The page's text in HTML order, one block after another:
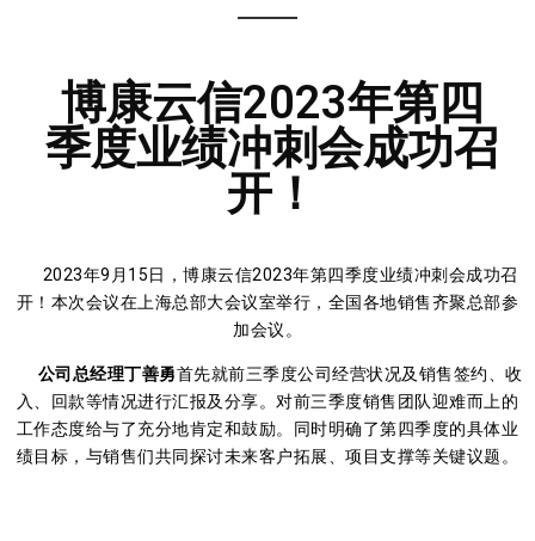
博康云信2023年第四
季度业绩冲刺会成功召
开！
2023年9月15日，博康云信2023年第四季度业绩冲刺会成功召
开！本次会议在上海总部大会议室举行，全国各地销售齐聚总部参
加会议。
公司总经理丁善勇首先就前三季度公司经营状况及销售签约、收
入、回款等情况进行汇报及分享。对前三季度销售团队迎难而上的
工作态度给与了充分地肯定和鼓励。同时明确了第四季度的具体业
绩目标，与销售们共同探讨未来客户拓展、项目支撑等关键议题。